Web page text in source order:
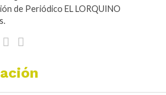
de Periódico EL LORQUINO